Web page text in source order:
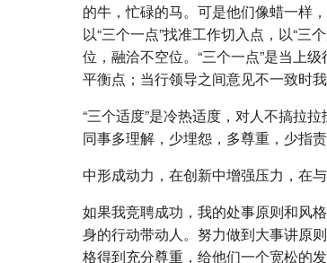
的牛，忙碌的马。可是他们像蜡一样
以“三个一点”找准工作切入点，以“
位，融洽不空位。“三个一点”是当上
平衡点；当行领导之间意见不一致时
“三个适度”是冷热适度，对人不搞拉
同事多理解，少埋怨，多尊重，少指
中形成动力，在创新中增强压力，在与
如果我竞聘成功，我的处事原则和风
身的行动带动人。努力做到大事讲原
格得到充分尊重，给他们一个宽松的